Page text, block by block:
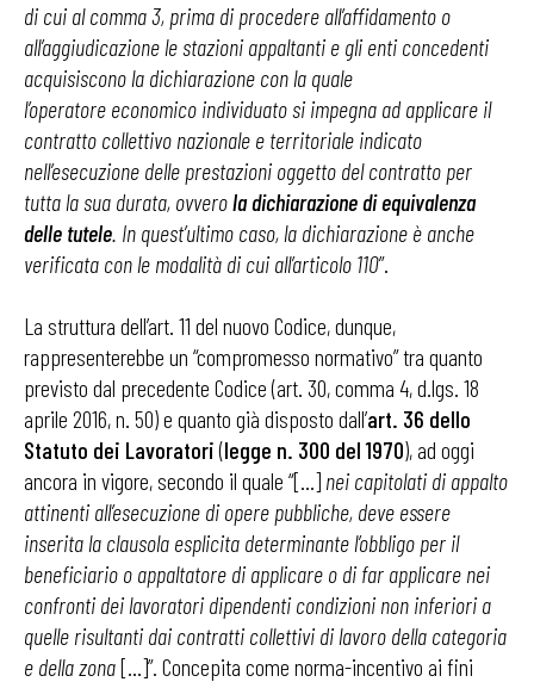
di cui al comma 3, prima di procedere all’affidamento o
all’aggiudicazione le stazioni appaltanti e gli enti concedenti
acquisiscono la dichiarazione con la quale
l’operatore economico individuato si impegna ad applicare il
contratto collettivo nazionale e territoriale indicato
nell’esecuzione delle prestazioni oggetto del contratto per
tutta la sua durata, ovverola dichiarazione di equivalenza
delle tutele. In quest’ultimo caso, la dichiarazione è anche
verificata con le modalità di cui all’articolo 110”.
La struttura dell’art. 11 del nuovo Codice, dunque,
rappresenterebbe un “compromesso normativo” tra quanto
previsto dal precedente Codice (art. 30, comma 4, d.lgs. 18
aprile 2016, n. 50) e quanto già disposto dall’art. 36 dello
Statuto dei Lavoratori(legge n. 300 del 1970), ad oggi
ancora in vigore, secondo il quale “[…] nei capitolati di appalto
attinenti all’esecuzione di opere pubbliche, deve essere
inserita la clausola esplicita determinante l’obbligo per il
beneficiario o appaltatore di applicare o di far applicare nei
confronti dei lavoratori dipendenti condizioni non inferiori a
quelle risultanti dai contratti collettivi di lavoro della categoria
e della zona[…]”. Concepita come norma-incentivo ai fini